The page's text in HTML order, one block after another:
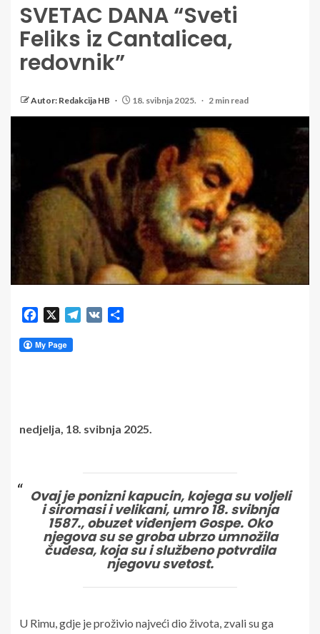
SVETAC DANA “Sveti
Feliks iz Cantalicea,
redovnik”
Autor: Redakcija HB 18. svibnja 2025. 2 min read
Facebook Telegram
VK
nedjelja, 18. svibnja 2025.
Ovaj je ponizni kapucin, kojega su voljeli
i siromasi i velikani, umro 18. svibnja
1587., obuzet viđenjem Gospe. Oko
njegova su se groba ubrzo umnožila
čudesa, koja su i službeno potvrdila
njegovu svetost.
U Rimu, gdje je proživio najveći dio života, zvali su ga